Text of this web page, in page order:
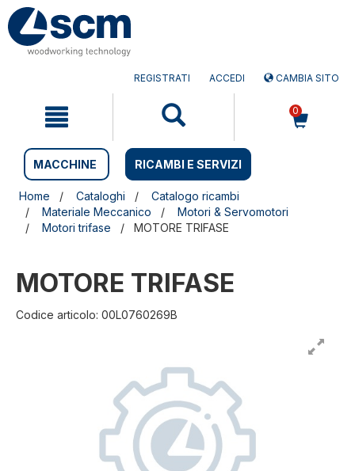
Salta
contenuto
Salta
menu
REGISTRATI ACCEDI CAMBIA SITO
0
MACCHINE RICAMBI E SERVIZI
Home Cataloghi
Catalogo ricambi
Materiale Meccanico
Motori & Servomotori
Motori trifase
MOTORE TRIFASE
MOTORE TRIFASE
Codice articolo: 00L0760269B